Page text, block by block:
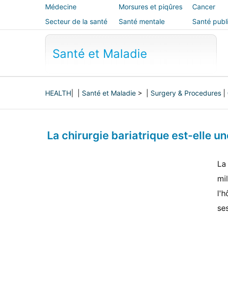
Médecine
alternative
Morsures et piqûres Cancer
Secteur de la santé
Santé mentale
Santé
sécurité
Santé et Maladie
HEALTH Santé et Maladie > | Surgery & Procedures
La chirurgie bariatrique est-elle